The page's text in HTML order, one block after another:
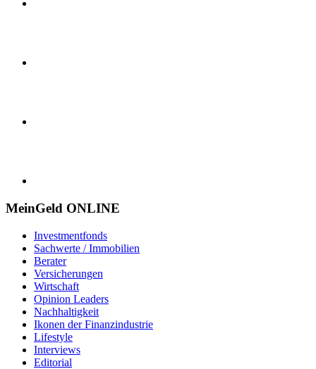
MeinGeld ONLINE
Investmentfonds
Sachwerte / Immobilien
Berater
Versicherungen
Wirtschaft
Opinion Leaders
Nachhaltigkeit
Ikonen der Finanzindustrie
Lifestyle
Interviews
Editorial